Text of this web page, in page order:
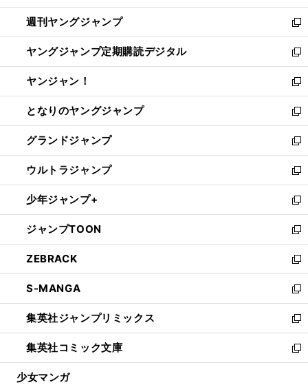
開
く
ウ
で
開
く
ン
ド
ウ
で
開
く
ウ
ィ
ン
ド
ウ
で
開
く
週刊ヤングジャンプ
新
し
い
ウ
ィ
ン
ド
ウ
で
開
く
ヤングジャンプ定期購読デジタル
新
し
い
ウ
ィ
ン
ド
ウ
で
開
く
ヤンジャン！
新
し
い
ウ
ィ
ン
ド
ウ
で
開
く
となりのヤングジャンプ
新
し
い
ウ
ィ
ン
ド
ウ
で
開
く
グランドジャンプ
新
し
い
ウ
ィ
ン
ド
ウ
で
開
く
ウルトラジャンプ
新
し
い
ウ
ィ
ン
ド
ウ
で
開
く
少年ジャンプ+
新
し
い
ウ
ィ
ン
ド
ウ
で
開
く
ジャンプTOON
新
し
い
ウ
ィ
ン
ド
ウ
で
開
ZEBRACK
新
し
い
ウ
ィ
ン
ド
ウ
S-MANGA
新
し
い
ウ
ィ
ン
集英社ジャンプリミックス
新
し
い
ウ
集英社コミック文庫
新
し
少女マンガ